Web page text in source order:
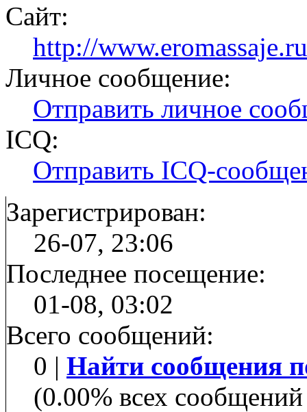
Сайт:
http://www.eromassaje.ru
Личное сообщение:
Отправить личное
ICQ:
Отправить ICQ-
Зарегистрирован:
26-07, 23:06
Последнее посещение:
01-08, 03:02
Всего сообщений:
0 | Найти сообщения
(0.00% всех